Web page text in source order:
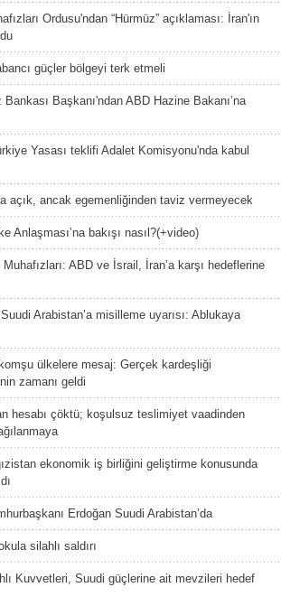
Ordusu'ndan “Hürmüz” açıklaması: İran'ın
güçler bölgeyi terk etmeli
Bankası Başkanı'ndan ABD Hazine Bakanı’na
Yasası teklifi Adalet Komisyonu'nda kabul
açık, ancak egemenliğinden taviz vermeyecek
Anlaşması’na bakışı nasıl?(+video)
Muhafızları: ABD ve İsrail, İran’a karşı hedeflerine
Arabistan’a misilleme uyarısı: Ablukaya
ülkelere mesaj: Gerçek kardeşliği
zamanı geldi
hesabı çöktü; koşulsuz teslimiyet vaadinden
ekonomik iş birliğini geliştirme konusunda
Erdoğan Suudi Arabistan’da
silahlı saldırı
Kuvvetleri, Suudi güçlerine ait mevzileri hedef